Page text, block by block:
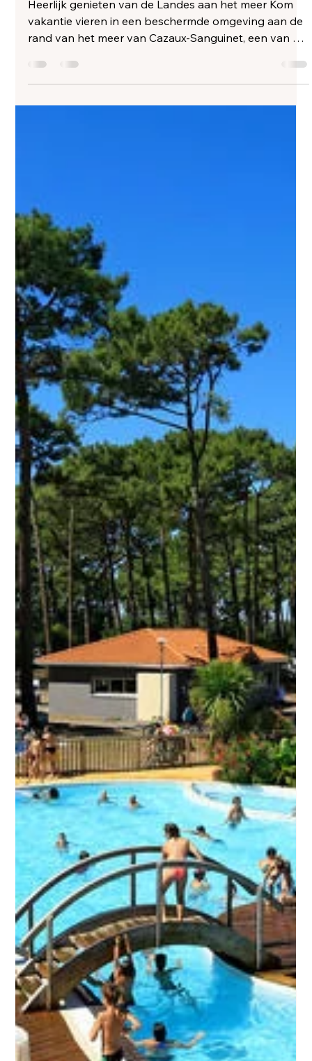
Campings Landes
Camping Navarrosse 4*
Campeole
Heerlijk genieten van de Landes aan het meer Kom
gemeente Biscarrosse en zal u zeker bevallen dankzij
zijn levendige, zomerse sfeer.